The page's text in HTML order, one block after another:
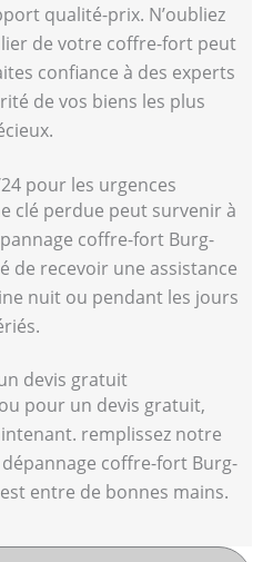
qualité-prix. N’oubliez
de votre coffre-fort peut
confiance à des experts
de vos biens les plus
pour les urgences
clé perdue peut survenir à
coffre-fort Burg-
de recevoir une assistance
nuit ou pendant les jours
devis gratuit
pour un devis gratuit,
remplissez notre
coffre-fort Burg-
entre de bonnes mains.